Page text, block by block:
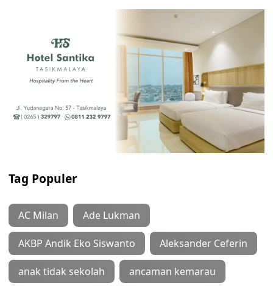
Tag Populer
AC Milan Ade Lukman
AKBP Andik Eko Siswanto Aleksander Ceferin
anak tidak sekolah ancaman kemarau